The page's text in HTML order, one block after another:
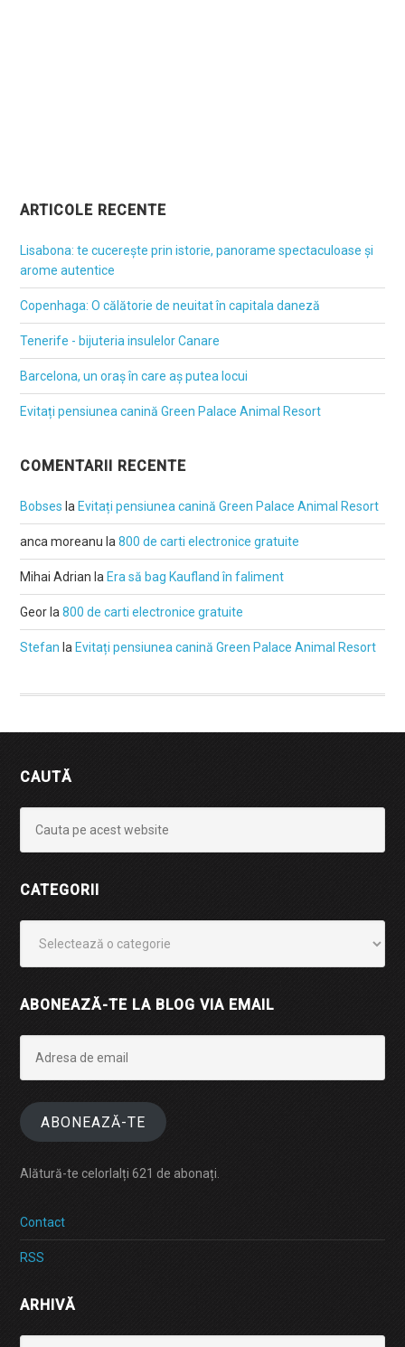
ARTICOLE RECENTE
Lisabona: te cucerește prin istorie, panorame spectaculoase și
arome autentice
Copenhaga: O călătorie de neuitat în capitala daneză
Tenerife - bijuteria insulelor Canare
Barcelona, un oraș în care aș putea locui
Evitați pensiunea canină Green Palace Animal Resort
COMENTARII RECENTE
Bobses la Evitați pensiunea canină Green Palace Animal Resort
anca moreanu la800 de carti electronice gratuite
Mihai Adrian la Era să bag Kaufland în faliment
Geor la800 de carti electronice gratuite
Stefan la Evitați pensiunea canină Green Palace Animal Resort
CAUTĂ
CATEGORII
ABONEAZĂ-TE LA BLOG VIA EMAIL
email
ABONEAZĂ-TE
Alătură-te celorlalți 621 de abonați.
Contact
RSS
ARHIVĂ